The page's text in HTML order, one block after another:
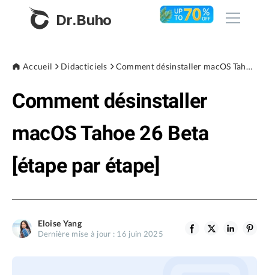
Dr.Buho
Produits
BuhoCleaner
BuhoRepair
BuhoLaunchpad
Boutique
Blog
Accueil Didacticiels Comment désinstaller macOS Tahoe 26 Beta [étape par étape]
Comment désinstaller
macOS Tahoe 26 Beta
[étape par étape]
Eloise Yang
Dernière mise à jour : 16 juin 2025